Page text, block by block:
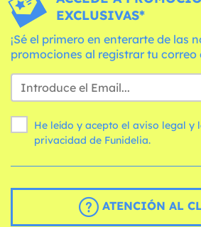
EXCLUSIVAS*
¡Sé el primero en enterarte de las
promociones al registrar tu correo
He leído y acepto el aviso legal y
privacidad de Funidelia.
ATENCIÓN AL